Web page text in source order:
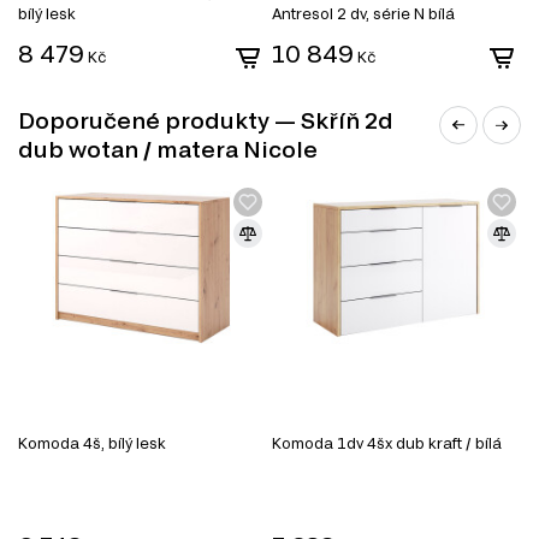
nabízí, a vytvořte si interiér podle svých představ.
DŘEVOTŘÍSKA
bílý lesk
8 479 Kč
Antresol 2 dv, série N bílá
10 849 Kč
Doporučené produkty — Skříň 2d
dub wotan / matera Nicole
Komoda 4š, bílý lesk Komoda 1dv 4šx dub kraft / bílá